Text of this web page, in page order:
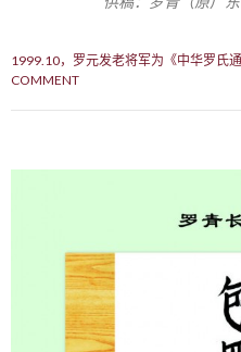
1999.10，罗元发老将军为《中华罗氏
COMMENT